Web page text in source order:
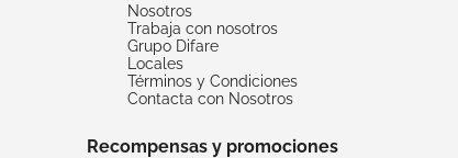
Nosotros
Trabaja con nosotros
Grupo Difare
Locales
Términos y Condiciones
Contacta con Nosotros
Recompensas y promociones